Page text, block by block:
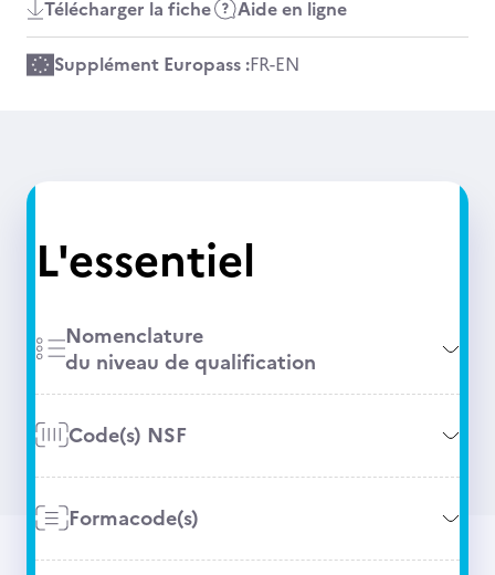
Télécharger la fiche Aide en ligne
Supplément Europass :FR-EN
L'essentiel
Nomenclature
du niveau de qualification
Code(s) NSF
Formacode(s)